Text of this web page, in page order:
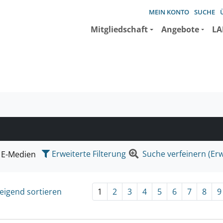
MEIN KONTO SUCHE
Mitgliedschaft Angebote
suchen wollen.
E-Medien Erweiterte Filterung Suche verfeinern
sortieren 1 2 3 4 5 6 7 8 9